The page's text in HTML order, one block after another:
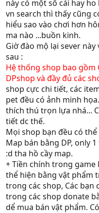
này có một số cái hay
vn search thì thấy cũng
hiểu sao vào chơi hơn
ma nào ...buồn kinh.
Giờ đào mộ lại sever
sau :
Hệ thống shop bao gồm
DPshop và đầy đủ các
shop cực chi tiết, các
pet đều có ảnh minh
thích thú trọn lựa nhá...
tiết dc thế.
Mọi shop bạn đều có
Map bán bằng DP, only
:d tha hồ cầy map.
+ Tiền chính trong game
thể hiện bằng vật phẩm
trong các shop, Các bạn
trong các shop donate
dể mua bán vật phẩm.